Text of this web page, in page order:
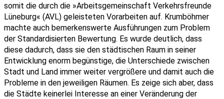
somit die durch die »Arbeitsgemeinschaft Verkehrsfreunde
Lüneburg« (AVL) geleisteten Vorarbeiten auf. Krumböhmer
machte auch bemerkenswerte Ausführungen zum Problem
der Standardisierten Bewertung. Es wurde deutlich, dass
diese dadurch, dass sie den städtischen Raum in seiner
Entwicklung enorm begünstige, die Unterschiede zwischen
Stadt und Land immer weiter vergrößere und damit auch die
Probleme in den jeweiligen Räumen. Es zeige sich aber, dass
die Städte keinerlei Interesse an einer Veränderung der